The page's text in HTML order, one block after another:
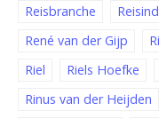
Reisbranche
René van der Gijp
Riel
Riels Hoefke
Rinus van der Heijden